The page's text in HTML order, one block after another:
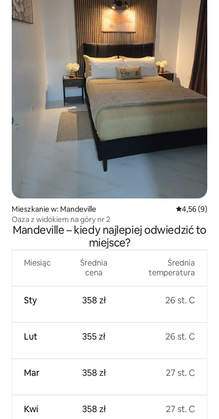
Mieszkanie w: Mandeville Średnia
4,56 (9)
Oaza z widokiem na góry nr 2
Mandeville – kiedy najlepiej odwiedzić to
miejsce?
Miesiąc
Sty
Lut
Mar
Kwi
Średnia
cena
358 zł
355 zł
358 zł
358 zł
Średnia
temperatura
26 st. C
26 st. C
27 st. C
27 st. C